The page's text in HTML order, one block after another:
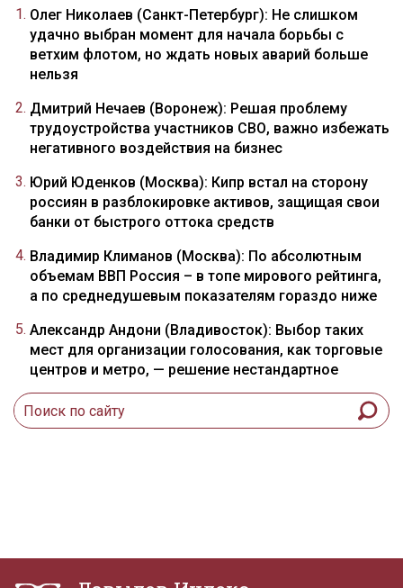
Олег Николаев (Санкт-Петербург): Не слишком
удачно выбран момент для начала борьбы с
ветхим флотом, но ждать новых аварий больше
нельзя
Дмитрий Нечаев (Воронеж): Решая проблему
трудоустройства участников СВО, важно избежать
негативного воздействия на бизнес
Юрий Юденков (Москва): Кипр встал на сторону
россиян в разблокировке активов, защищая свои
банки от быстрого оттока средств
Владимир Климанов (Москва): По абсолютным
объемам ВВП Россия – в топе мирового рейтинга,
а по среднедушевым показателям гораздо ниже
Александр Андони (Владивосток): Выбор таких
мест для организации голосования, как торговые
центров и метро, — решение нестандартное